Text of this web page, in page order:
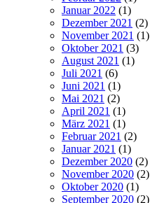
Januar 2022 (1)
Dezember 2021 (2)
November 2021 (1)
Oktober 2021 (3)
August 2021 (1)
Juli 2021 (6)
Juni 2021 (1)
Mai 2021 (2)
April 2021 (1)
März 2021 (1)
Februar 2021 (2)
Januar 2021 (1)
Dezember 2020 (2)
November 2020 (2)
Oktober 2020 (1)
September 2020 (2)